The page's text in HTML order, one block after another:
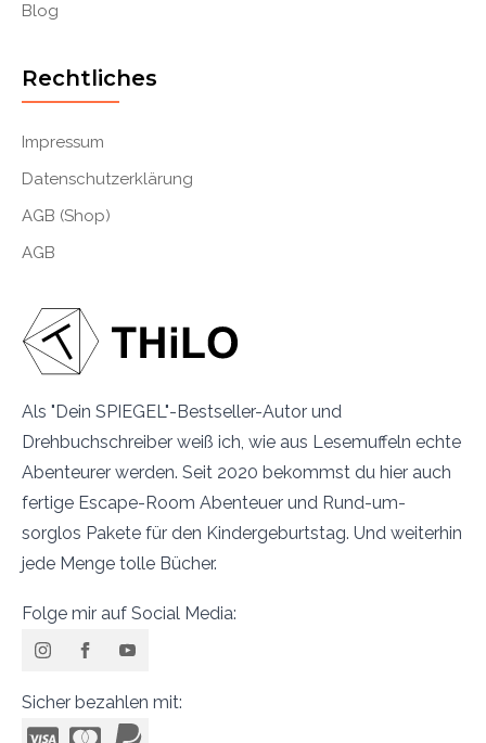
Als "Dein SPIEGEL"-Bestseller-Autor und
Drehbuchschreiber weiß ich, wie aus Lesemuffeln echte
Abenteurer werden. Seit 2020 bekommst du hier auch
fertige Escape-Room Abenteuer und Rund-um-
sorglos Pakete für den Kindergeburtstag. Und weiterhin
jede Menge tolle Bücher.
Folge mir auf Social Media:
Sicher bezahlen mit:
Blog
Rechtliches
Impressum
Datenschutzerklärung
AGB (Shop)
AGB